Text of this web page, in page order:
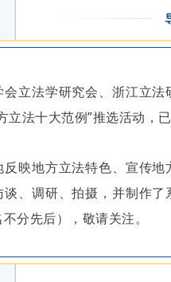
会立法学研究会、浙江立
立法十大范例”推选活动，
反映地方立法特色、宣传
谈、调研、拍摄，并制作
分先后），敬请关注。